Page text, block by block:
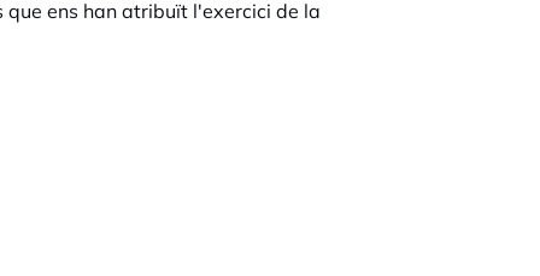
ens han atribuït l'exercici de la